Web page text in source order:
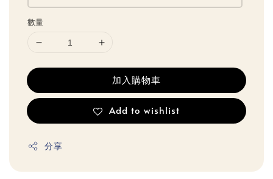
數量
加入購物車
Add to wishlist
分享